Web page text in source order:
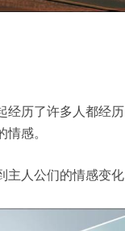
经历了许多人都经历
感。
主人公们的情感变化